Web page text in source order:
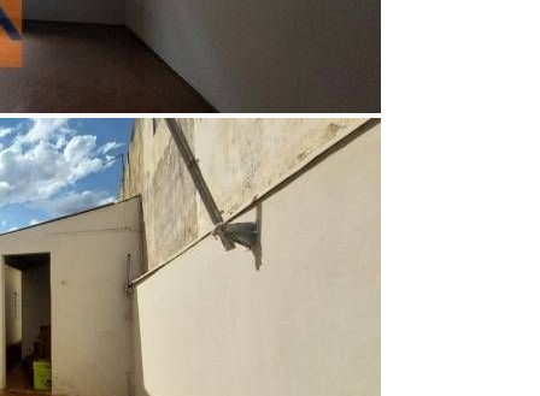
Ver Detalhes
Casa
Altos Da Cidade
3 Quartos
3 Banheiros
351.00 m²